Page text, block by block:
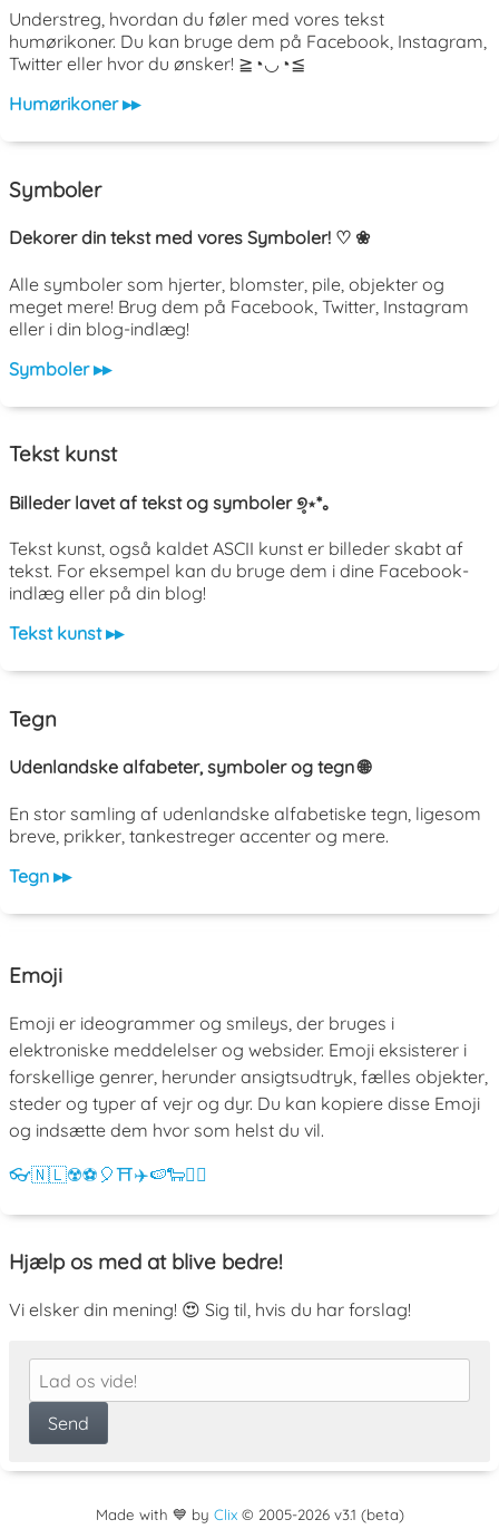
Understreg, hvordan du føler med vores tekst
humørikoner. Du kan bruge dem på Facebook, Instagram,
Twitter eller hvor du ønsker! ≧◔◡◔≦
Humørikoner ▸▸
Symboler
Dekorer din tekst med vores Symboler! ♡ ❀
Alle symboler som hjerter, blomster, pile, objekter og
meget mere! Brug dem på Facebook, Twitter, Instagram
eller i din blog-indlæg!
Symboler ▸▸
Tekst kunst
Billeder lavet af tekst og symboler ୭̥⋆*｡
Tekst kunst, også kaldet ASCII kunst er billeder skabt af
tekst. For eksempel kan du bruge dem i dine Facebook-
indlæg eller på din blog!
Tekst kunst ▸▸
Tegn
Udenlandske alfabeter, symboler og tegn 🌐
En stor samling af udenlandske alfabetiske tegn, ligesom
breve, prikker, tankestreger accenter og mere.
Tegn ▸▸
Emoji
Emoji er ideogrammer og smileys, der bruges i
elektroniske meddelelser og websider. Emoji eksisterer i
forskellige genrer, herunder ansigtsudtryk, fælles objekter,
steder og typer af vejr og dyr. Du kan kopiere disse Emoji
og indsætte dem hvor som helst du vil.
👓🇳🇱☢️⚽ 🎈⛩️✈️🍉🐑💁‍♀️
Hjælp os med at blive bedre!
Vi elsker din mening! 😍 Sig til, hvis du har forslag!
Made with 💙 by Clix© 2005-2026 v3.1 (beta)